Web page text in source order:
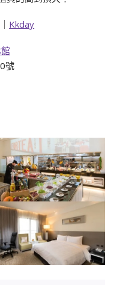
Kkday
號